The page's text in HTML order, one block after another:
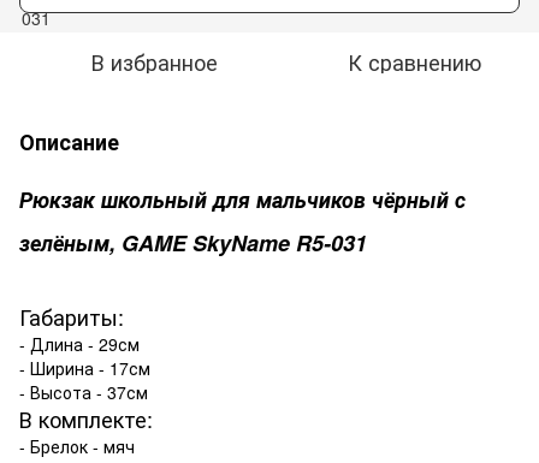
В избранное К сравнению
Описание
Рюкзак школьный для мальчиков чёрный с
зелёным, GAME SkyName R5-031
Габариты:
- Длина - 29см
- Ширина - 17см
- Высота - 37см
В комплекте:
- Брелок - мяч